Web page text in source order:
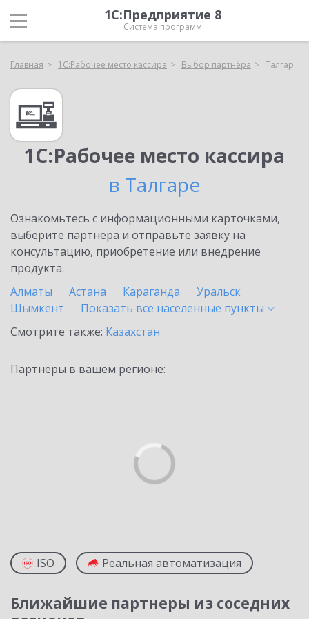
1С:Предприятие 8
Система программ
Главная 1С:Рабочее место кассира Выбор партнёра Талгар
1С:Рабочее место кассира
в Талгаре
Ознакомьтесь с информационными карточками,
выберите партнёра и отправьте заявку на
консультацию, приобретение или внедрение
продукта.
Алматы
Астана Караганда
Уральск
Шымкент
Показать все населенные пункты
Смотрите также: Казахстан
Партнеры в вашем регионе:
ISO Реальная автоматизация
Ближайшие партнеры из соседних